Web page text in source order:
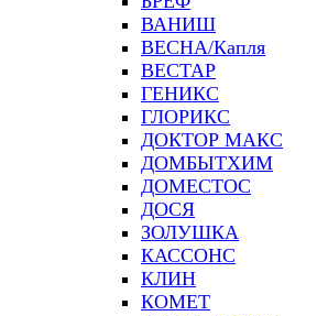
ВАНИШ
ВЕСНА/Капля
ВЕСТАР
ГЕНИКС
ГЛОРИКС
ДОКТОР МАКС
ДОМБЫТХИМ
ДОМЕСТОС
ДОСЯ
ЗОЛУШКА
КАССОНС
КЛИН
КОМЕТ